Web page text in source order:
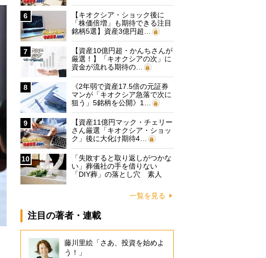
6
【キオクシア・ショック後に
「株価倍増」も期待できる注目
銘柄5選】資産3億円超…
7
【資産10億円超・かんちさんが
厳選！】「キオクシアの次」に
資金が流れる期待の…
8
《2年弱で資産17.5倍の元証券
マンが「キオクシア急落で次に
狙う」5銘柄を公開》1…
9
【資産11億円マック・チェリー
さん厳選「キオクシア・ショッ
ク」後に大化け期待4…
10
「失敗すると取り返しがつかな
い」葬儀社の手を借りない
「DIY葬」の落とし穴 素人
一覧を見る
注目の著者・連載
藤川里絵「さあ、投資を始めよ
う！」